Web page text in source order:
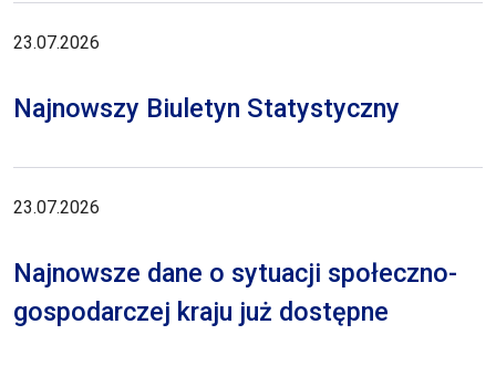
23.07.2026
Najnowszy Biuletyn Statystyczny
23.07.2026
Najnowsze dane o sytuacji społeczno-
gospodarczej kraju już dostępne